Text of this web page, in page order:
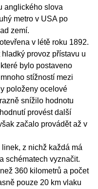
anglického slova
metro v USA po
zemí.
v létě roku 1892.
provoz přístavu u
bylo postaveno
stížností mezi
položeny ocelové
snížilo hodnotu
provést další
začalo provádět až v
z nichž každá má
schématech vyznačit.
360 kilometrů a počet
pouze 20 km vlaku